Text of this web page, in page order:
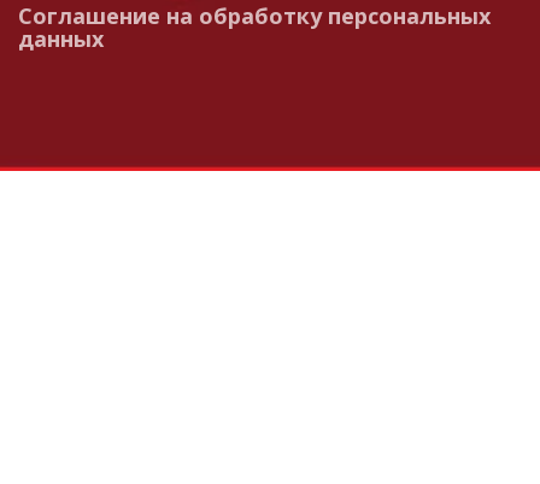
Соглашение на обработку персональных
данных